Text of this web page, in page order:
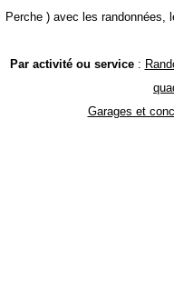
Perche ) avec les
Par activité ou service:
Garages et